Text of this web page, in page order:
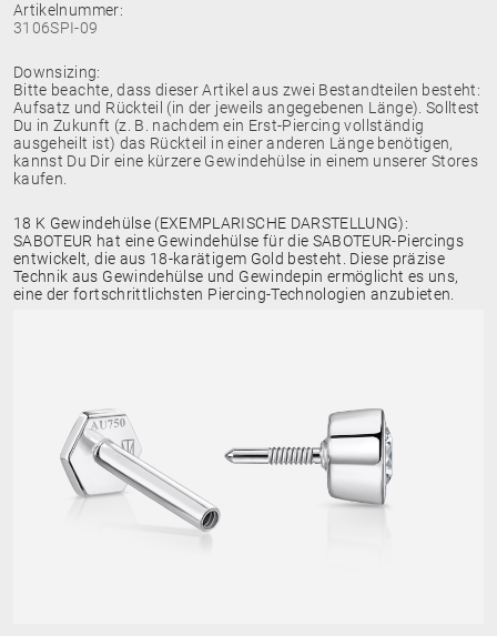
Artikelnummer:
3106SPI-09
Downsizing:
Bitte beachte, dass dieser Artikel aus zwei Bestandteilen besteht:
Aufsatz und Rückteil (in der jeweils angegebenen Länge). Solltest
Du in Zukunft (z. B. nachdem ein Erst-Piercing vollständig
ausgeheilt ist) das Rückteil in einer anderen Länge benötigen,
kannst Du Dir eine kürzere Gewindehülse in einem unserer Stores
kaufen.
18 K Gewindehülse (EXEMPLARISCHE DARSTELLUNG):
SABOTEUR hat eine Gewindehülse für die SABOTEUR-Piercings
entwickelt, die aus 18-karätigem Gold besteht. Diese präzise
Technik aus Gewindehülse und Gewindepin ermöglicht es uns,
eine der fortschrittlichsten Piercing-Technologien anzubieten.